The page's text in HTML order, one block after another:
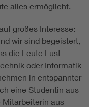
alles ermöglicht.
großes Interesse:
wir sind begeistert,
die Leute Lust
oder Informatik
in entspannter
eine Studentin aus
aus